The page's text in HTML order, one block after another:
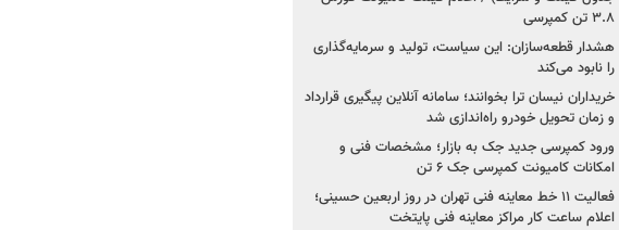
۳.۸ تن کمپرسی
هشدار قطعه‌سازان: این سیاست، تولید و سرمایه‌گذاری
را نابود می‌کند
خریداران نیسان ترا بخوانند؛ سامانه آنلاین پیگیری قرارداد
و زمان تحویل خودرو راه‌اندازی شد
ورود کمپرسی جدید جک به بازار؛ مشخصات فنی و
امکانات کامیونت کمپرسی جک ۶ تن
فعالیت ۱۱ خط معاینه فنی تهران در روز اربعین حسینی؛
اعلام ساعت کار مراکز معاینه فنی پایتخت